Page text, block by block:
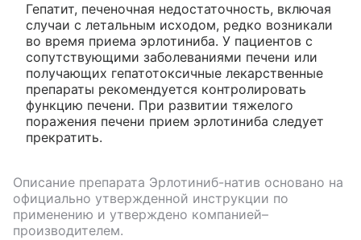
Гепатит, печеночная недостаточность, включая
случаи с летальным исходом, редко возникали
во время приема эрлотиниба. У пациентов с
сопутствующими заболеваниями печени или
получающих гепатотоксичные лекарственные
препараты рекомендуется контролировать
функцию печени. При развитии тяжелого
поражения печени прием эрлотиниба следует
прекратить.
Описание препарата Эрлотиниб-натив основано на
официально утвержденной инструкции по
применению и утверждено компанией–
производителем.